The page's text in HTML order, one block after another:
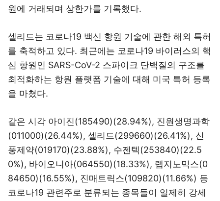
원에 거래되며 상한가를 기록했다.
셀리드는 코로나19 백신 항원 기술에 관한 해외 특허
를 축적하고 있다. 최근에는 코로나19 바이러스의 핵
심 항원인 SARS-CoV-2 스파이크 단백질의 구조를
최적화하는 항원 플랫폼 기술에 대해 미국 특허 등록
을 마쳤다.
같은 시각 아이진(185490)(28.94%), 진원생명과학
(011000)(26.44%), 셀리드(299660)(26.41%), 신
풍제약(019170)(23.88%), 수젠텍(253840)(22.5
0%), 바이오니아(064550)(18.33%), 랩지노믹스(0
84650)(16.55%), 진매트릭스(109820)(11.66%) 등
코로나19 관련주로 분류되는 종목들이 일제히 강세